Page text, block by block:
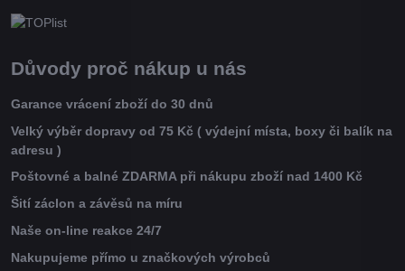
Důvody proč nákup u nás
Garance vrácení zboží do 30 dnů
Velký výběr dopravy od 75 Kč ( výdejní místa, boxy či balík na
adresu )
Poštovné a balné ZDARMA při nákupu zboží nad 1400 Kč
Šití záclon a závěsů na míru
Naše on-line reakce 24/7
Nakupujeme přímo u značkových výrobců